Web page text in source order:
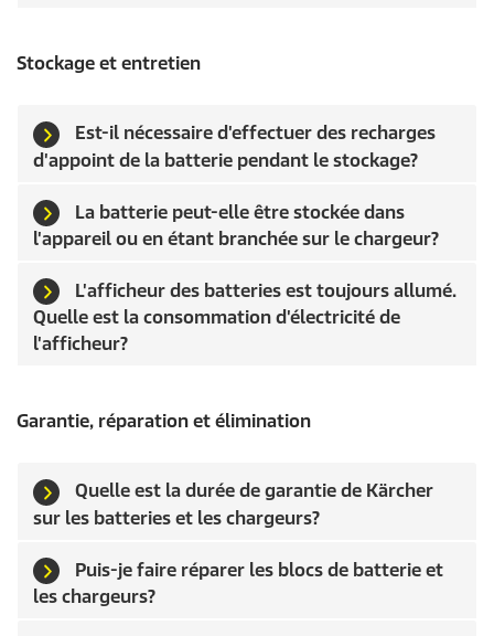
Stockage et entretien
Est-il nécessaire d'effectuer des recharges
d'appoint de la batterie pendant le stockage?
La batterie peut-elle être stockée dans
l'appareil ou en étant branchée sur le chargeur?
L'afficheur des batteries est toujours allumé.
Quelle est la consommation d'électricité de
l'afficheur?
Garantie, réparation et élimination
Quelle est la durée de garantie de Kärcher
sur les batteries et les chargeurs?
Puis-je faire réparer les blocs de batterie et
les chargeurs?